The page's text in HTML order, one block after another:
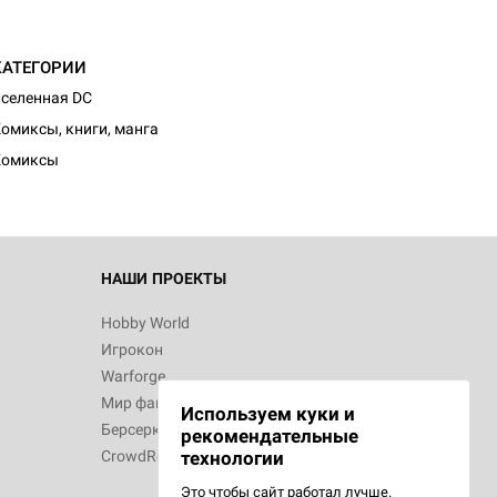
DC
книги, манга
НАШИ ПРОЕКТЫ
Hobby World
Игрокон
Warforge
Мир фантастики
Берсерк
CrowdRepublic
Используем куки и
рекомендательные
технологии
Это чтобы сайт работал лучше.